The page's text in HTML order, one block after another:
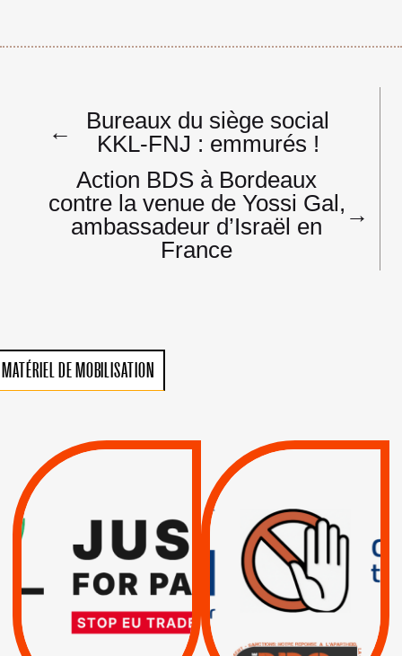
Navigation
de
l’article
←
Bureaux du siège social
KKL-FNJ : emmurés !
Action BDS à Bordeaux
contre la venue de Yossi Gal,
ambassadeur d’Israël en
France
→
MATÉRIEL DE MOBILISATION
VIOLATIONS DES
SUSPENSION
TOTALE DE
L’ACCORD
D’ASSOCIATION UE-
ISRAËL
RESPECT DU DROIT
INTERNATIONAL ?
TRUMP, MACRON :
MÊME COMBAT
| Actus |
| Boycott militaire |